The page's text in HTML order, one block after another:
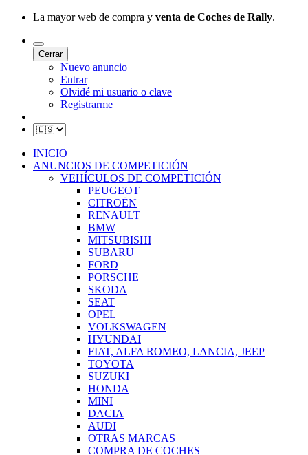
La mayor web de compra y venta de Coches de Rally.
Cerrar
Nuevo anuncio
Entrar
Olvidé mi usuario o clave
Registrarme
INICIO
ANUNCIOS DE COMPETICIÓN
VEHÍCULOS DE COMPETICIÓN
PEUGEOT
CITROËN
RENAULT
BMW
MITSUBISHI
SUBARU
FORD
PORSCHE
SKODA
SEAT
OPEL
VOLKSWAGEN
HYUNDAI
FIAT, ALFA ROMEO, LANCIA, JEEP
TOYOTA
SUZUKI
HONDA
MINI
DACIA
AUDI
OTRAS MARCAS
COMPRA DE COCHES